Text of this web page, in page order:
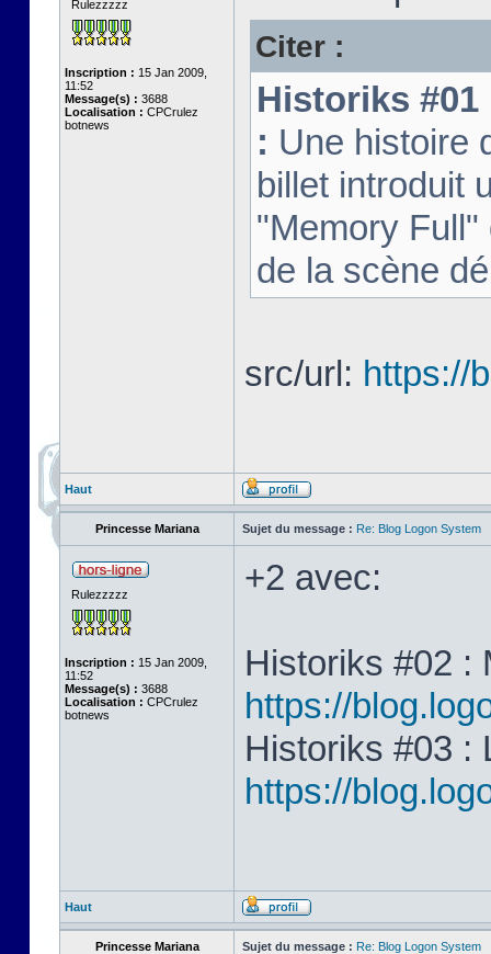
Rulezzzzz
Inscription : 15 Jan 2009,
11:52
Message(s) : 3688
Localisation : CPCrulez
botnews
Citer :
Historiks #01
: Une histoire
billet introduit
"Memory
de la scène
src/url: https://
Haut
Princesse Mariana Sujet du message : Re: Blog Logon System
Rulezzzzz
Inscription : 15 Jan 2009,
11:52
Message(s) : 3688
Localisation : CPCrulez
botnews
+2 avec:
Historiks #02 :
https://
Historiks #03 :
https://
Haut
Princesse Mariana Sujet du message : Re: Blog Logon System